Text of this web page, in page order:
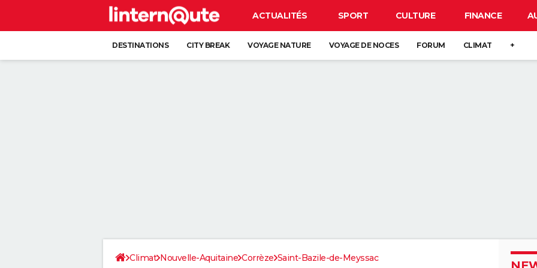
ACTUALITÉS SPORT CULTURE FINANCE
DESTINATIONS CITY BREAK VOYAGE NATURE VOYAGE DE NOCES FORUM CLIMAT +
Climat Nouvelle-Aquitaine Corrèze Saint-Bazile-de-Meyssac